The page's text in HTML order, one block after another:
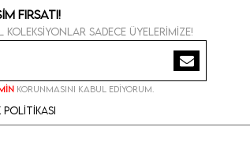
Fırsatı!
sadece üyelerimize!
korunmasını kabul ediyorum.